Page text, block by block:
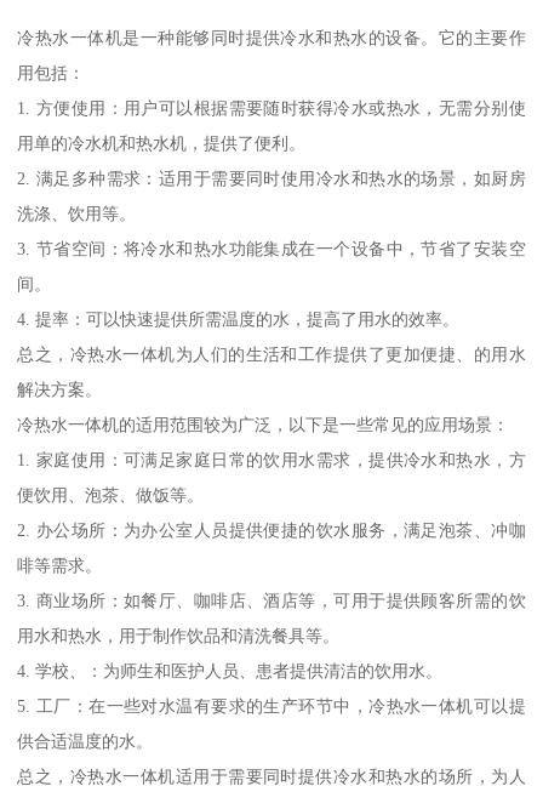
冷热水一体机是一种能够同时提供冷水和热水的设备。它的主要作
用包括：
1. 方便使用：用户可以根据需要随时获得冷水或热水，无需分别使
用单的冷水机和热水机，提供了便利。
2. 满足多种需求：适用于需要同时使用冷水和热水的场景，如厨房
洗涤、饮用等。
3. 节省空间：将冷水和热水功能集成在一个设备中，节省了安装空
间。
4. 提率：可以快速提供所需温度的水，提高了用水的效率。
总之，冷热水一体机为人们的生活和工作提供了更加便捷、的用水
解决方案。
冷热水一体机的适用范围较为广泛，以下是一些常见的应用场景：
1. 家庭使用：可满足家庭日常的饮用水需求，提供冷水和热水，方
便饮用、泡茶、做饭等。
2. 办公场所：为办公室人员提供便捷的饮水服务，满足泡茶、冲咖
啡等需求。
3. 商业场所：如餐厅、咖啡店、酒店等，可用于提供顾客所需的饮
用水和热水，用于制作饮品和清洗餐具等。
4. 学校、：为师生和医护人员、患者提供清洁的饮用水。
5. 工厂：在一些对水温有要求的生产环节中，冷热水一体机可以提
供合适温度的水。
总之，冷热水一体机适用于需要同时提供冷水和热水的场所，为人